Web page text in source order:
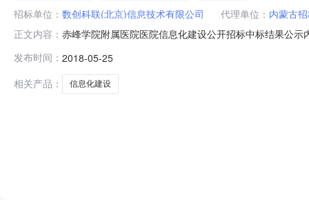
招标单位： 数创科联(北京)信息技术有限公司 代理单位： 内蒙古
正文内容： 赤峰学院附属医院医院信息化建设公开招标中标结果公
项目名称：赤峰学院附属医院医院信息化建设公开招标
限公司3280000.0
发布时间： 2018-05-25
相关产品：
信息化建设